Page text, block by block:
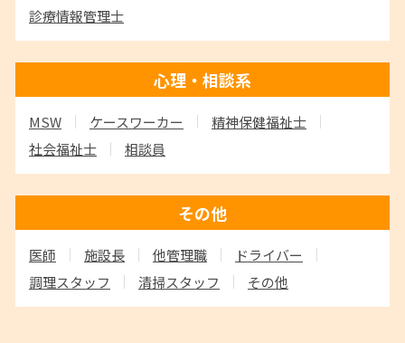
診療情報管理士
心理・相談系
MSW ケースワーカー
精神保健福祉士
社会福祉士
相談員
その他
医師 施設長 他管理職
ドライバー
調理スタッフ
清掃スタッフ その他